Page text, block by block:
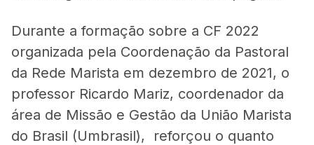
Durante a formação sobre a CF 2022
organizada pela Coordenação da Pastoral
da Rede Marista em dezembro de 2021, o
professor Ricardo Mariz, coordenador da
área de Missão e Gestão da União Marista
do Brasil (Umbrasil), reforçou o quanto